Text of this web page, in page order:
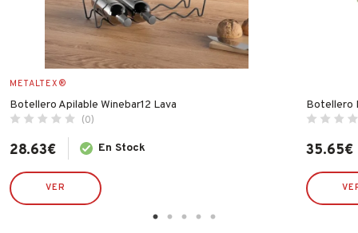
METALTEX®
Botellero Apilable Winebar12 Lava
(0)
28.63€ En Stock
VER
Botellero
35.65€